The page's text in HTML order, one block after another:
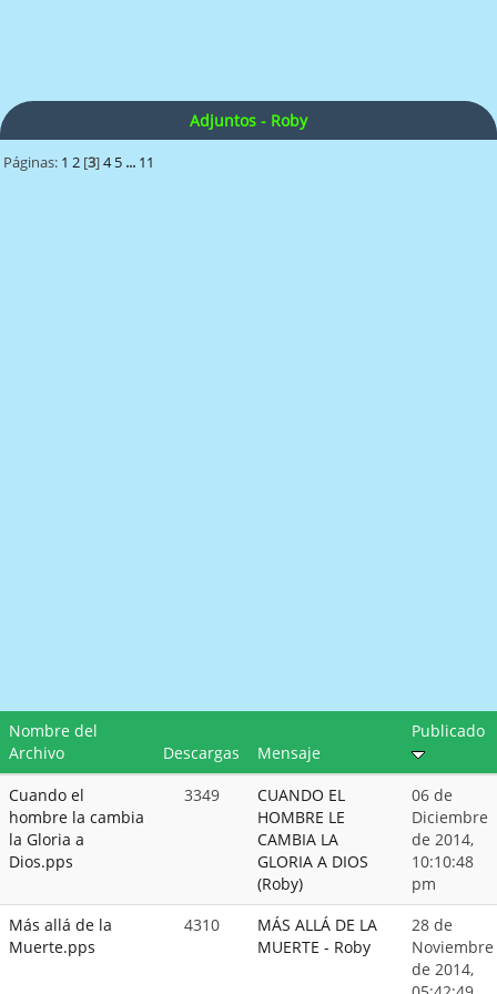
Adjuntos - Roby
Páginas: 1 2[3]4 5 ... 11
Nombre del
Archivo
Descargas Mensaje
Publicado
Cuando el
hombre la cambia
la Gloria a
Dios.pps
3349
CUANDO EL
HOMBRE LE
CAMBIA LA
GLORIA A DIOS
(Roby)
06 de
Diciembre
de 2014,
10:10:48
pm
Más allá de la
Muerte.pps
4310
MÁS ALLÁ DE LA
MUERTE - Roby
28 de
Noviembre
de 2014,